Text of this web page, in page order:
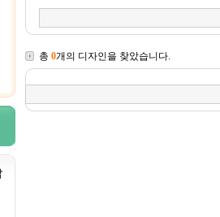
총 0개의 디자인을 찾았습니다.